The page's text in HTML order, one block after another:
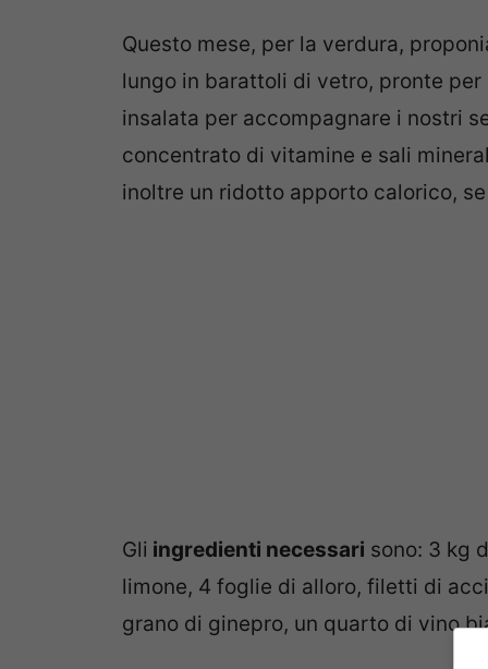
Questo mese, per la verdura,
lungo in barattoli di vetro, pronte
insalata per accompagnare i nostri
concentrato di vitamine e sali
inoltre un ridotto apporto calorico,
Gli ingredienti necessari sono: 3 kg
limone, 4 foglie di alloro, filetti di
grano di ginepro, un quarto di vino